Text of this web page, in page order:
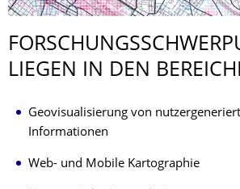
LIEGEN IN DEN
Geovisualisierung von
Informationen
Web- und Mobile Kartographie